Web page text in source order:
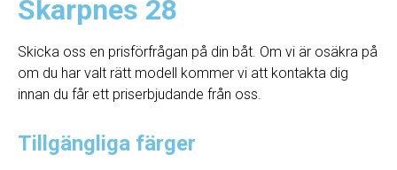
Skarpnes 28
Skicka oss en prisförfrågan på din båt. Om vi ​​är osäkra på
om du har valt rätt modell kommer vi att kontakta dig
innan du får ett priserbjudande från oss.
Tillgängliga färger